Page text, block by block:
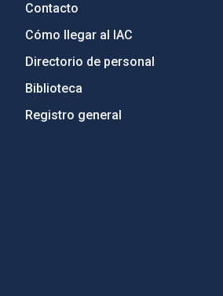
Contacto
Cómo llegar al IAC
Directorio de personal
Biblioteca
Registro general